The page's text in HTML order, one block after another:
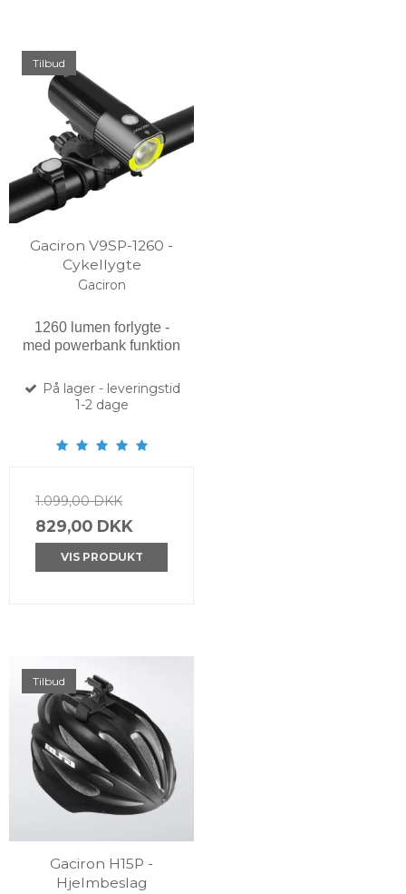
Tilbud
Gaciron V9SP-1260 -
Cykellygte
Gaciron
1260 lumen forlygte -
med powerbank funktion
På lager - leveringstid
1-2 dage
1.099,00 DKK
829,00 DKK
VIS PRODUKT
Tilbud
Gaciron H15P -
Hjelmbeslag